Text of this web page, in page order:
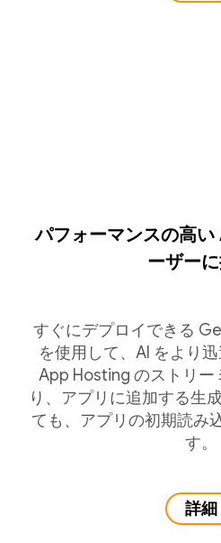
パフォーマンスの高
ーザー
すぐにデプロイできる
を使用して、AI をより迅
App Hosting のストリー
り、アプリに追加する生
ても、アプリの初期読み
す。
詳細